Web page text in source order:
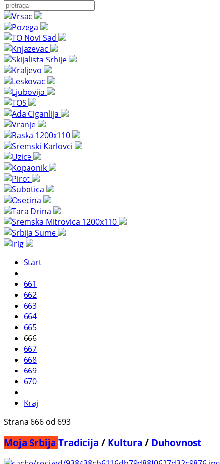
Start
661
662
663
664
665
666
667
668
669
670
Kraj
Strana 666 od 693
Moja Srbija Tradicija / Kultura / Duhovnost